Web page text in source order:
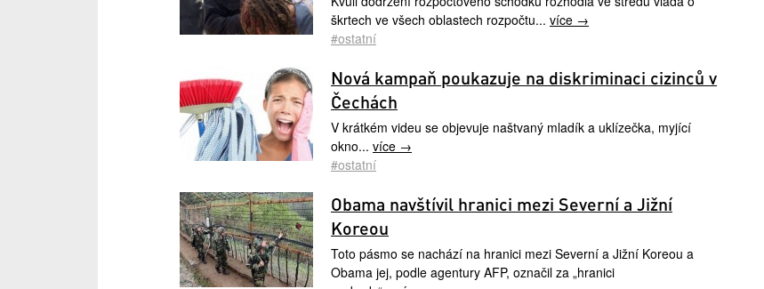
škrtech ve všech oblastech rozpočtu... více →
#ostatní
Nová kampaň poukazuje na diskriminaci cizinců v
Čechách
V krátkém videu se objevuje naštvaný mladík a uklízečka, myjící
okno... více →
#ostatní
Obama navštívil hranici mezi Severní a Jižní
Koreou
Toto pásmo se nachází na hranici mezi Severní a Jižní Koreou a
Obama jej, podle agentury AFP, označil za „hranici